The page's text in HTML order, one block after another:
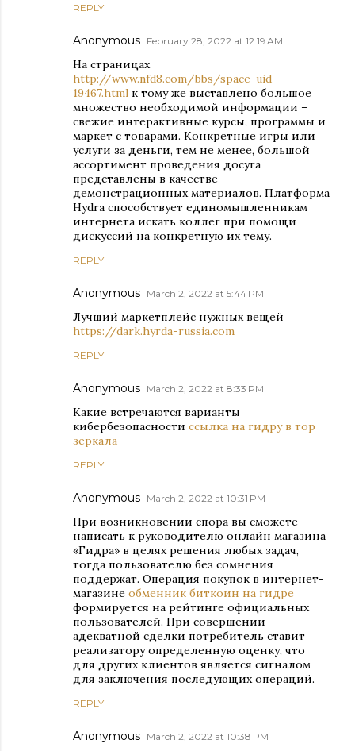
REPLY
Anonymous February 28, 2022 at 12:19 AM
На страницах
http://www.nfd8.com/bbs/space-uid-
19467.html к тому же выставлено большое
множество необходимой информации –
свежие интерактивные курсы, программы и
маркет с товарами. Конкретные игры или
услуги за деньги, тем не менее, большой
ассортимент проведения досуга
представлены в качестве
демонстрационных материалов. Платформа
Hydra способствует единомышленникам
интернета искать коллег при помощи
дискуссий на конкретную их тему.
REPLY
Anonymous March 2, 2022 at 5:44 PM
Лучший маркетплейс нужных вещей
https://dark.hyrda-russia.com
REPLY
Anonymous March 2, 2022 at 8:33 PM
Какие встречаются варианты
кибербезопасности ссылка на гидру в тор
зеркала
REPLY
Anonymous March 2, 2022 at 10:31 PM
При возникновении спора вы сможете
написать к руководителю онлайн магазина
«Гидра» в целях решения любых задач,
тогда пользователю без сомнения
поддержат. Операция покупок в интернет-
магазине обменник биткоин на гидре
формируется на рейтинге официальных
пользователей. При совершении
адекватной сделки потребитель ставит
реализатору определенную оценку, что
для других клиентов является сигналом
для заключения последующих операций.
REPLY
Anonymous March 2, 2022 at 10:38 PM